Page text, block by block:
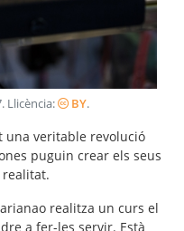
. Llicència: BY.
una veritable revolució
puguin crear els seus
realitza un curs el
a fer-les servir. Està